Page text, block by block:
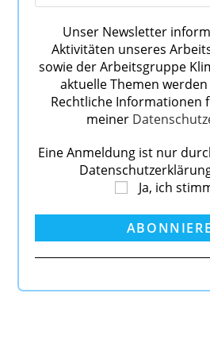
Unser Newsletter
Aktivitäten unseres
sowie der Arbeitsgruppe
aktuelle Themen
Rechtliche Informationen
meiner
Eine Anmeldung ist nur
Ja, ich